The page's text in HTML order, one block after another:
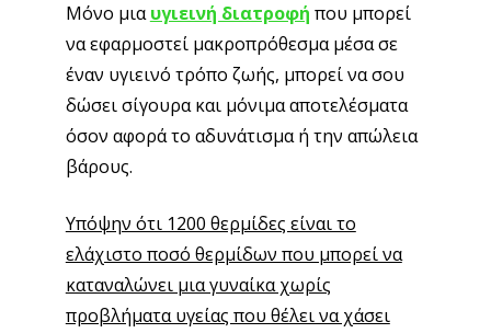
Μόνο μιαυγιεινή διατροφή που μπορεί
να εφαρμοστεί μακροπρόθεσμα μέσα σε
έναν υγιεινό τρόπο ζωής, μπορεί να σου
δώσει σίγουρα και μόνιμα αποτελέσματα
όσον αφορά το αδυνάτισμα ή την απώλεια
βάρους.
Υπόψην ότι 1200 θερμίδες είναι το
ελάχιστο ποσό θερμίδων που μπορεί να
καταναλώνει μια γυναίκα χωρίς
προβλήματα υγείας που θέλει να χάσει